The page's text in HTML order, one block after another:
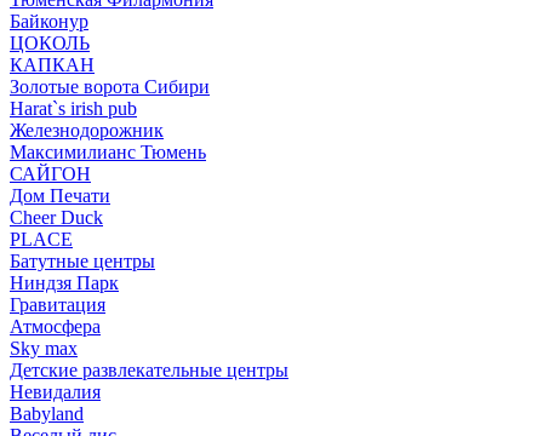
Байконур
ЦОКОЛЬ
КАПКАН
Золотые ворота Сибири
Harat`s irish pub
Железнодорожник
Максимилианс Тюмень
САЙГОН
Дом Печати
Cheer Duck
PLACE
Батутные центры
Ниндзя Парк
Гравитация
Атмосфера
Sky max
Детские развлекательные центры
Невидалия
Babyland